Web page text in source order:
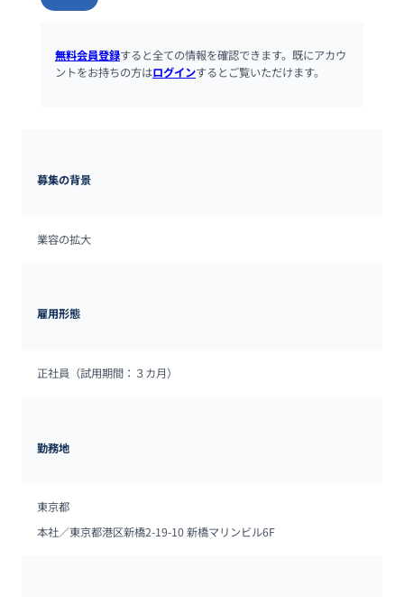
無料会員登録すると全ての情報を確認できます。既にアカウ
ントをお持ちの方はログインするとご覧いただけます。
募集の背景
業容の拡大
雇用形態
正社員（試用期間：３カ月）
勤務地
東京都
本社／東京都港区新橋2-19-10 新橋マリンビル6F